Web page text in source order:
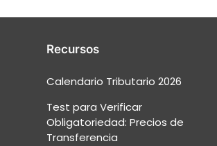
Recursos
Calendario Tributario 2026
Test para Verificar
Obligatoriedad: Precios de
Transferencia